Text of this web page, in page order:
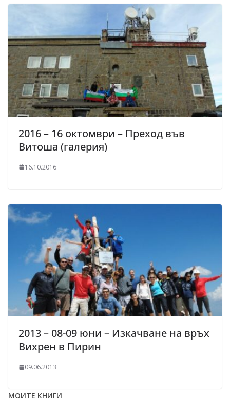
2016 – 16 октомври – Преход във
Витоша (галерия)
16.10.2016
2013 – 08-09 юни – Изкачване на връх
Вихрен в Пирин
09.06.2013
МОИТЕ КНИГИ